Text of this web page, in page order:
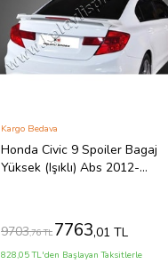
Honda Civic 9 Spoiler Bagaj
Yüksek (Işıklı) Abs 2012-
Kargo Bedava
9703,76 TL 7763,01 TL
828,05 TL'den Başlayan Taksitlerle